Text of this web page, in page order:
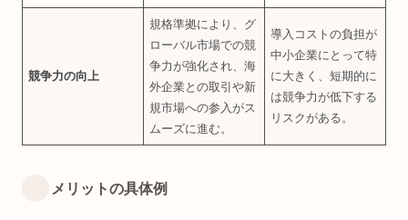
競争力の向上
規格準拠により、グ
ローバル市場での競
争力が強化され、海
外企業との取引や新
規市場への参入がス
ムーズに進む。
導入コストの負担が
中小企業にとって特
に大きく、短期的に
は競争力が低下する
リスクがある。
メリットの具体例